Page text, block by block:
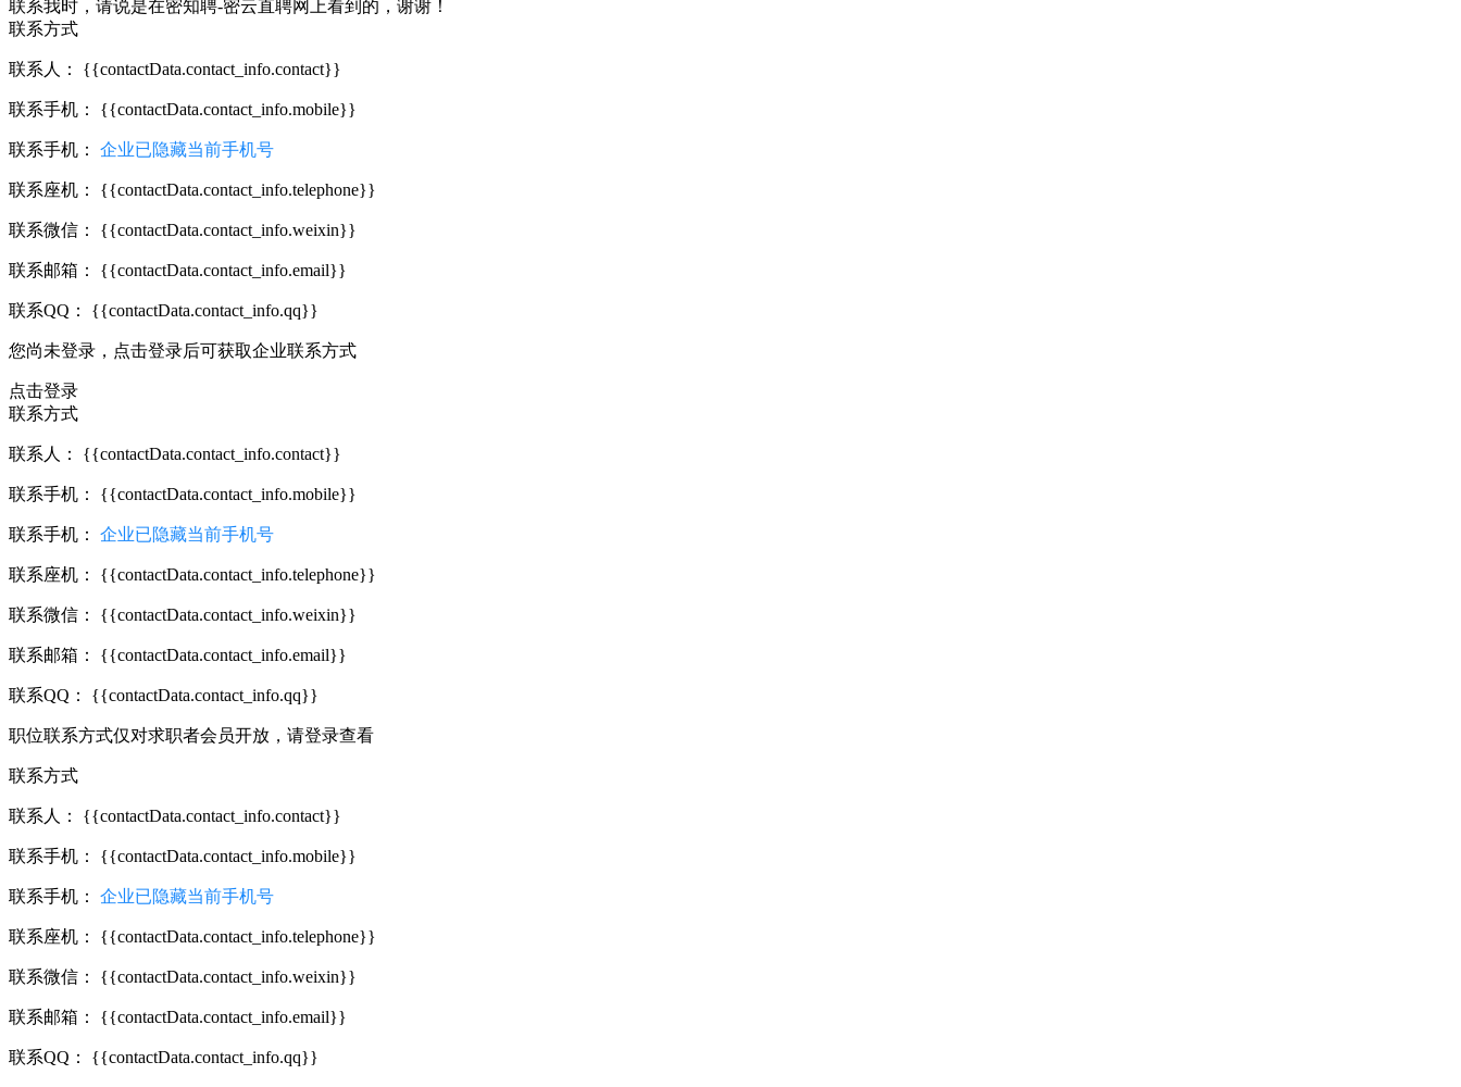
联系我时，请说是在密知聘-密云直聘网上看到的，谢谢！
联系方式
联系人： {{contactData.contact_info.contact}}
联系手机： {{contactData.contact_info.mobile}}
联系手机： 企业已隐藏当前手机号
联系座机： {{contactData.contact_info.telephone}}
联系微信： {{contactData.contact_info.weixin}}
联系邮箱： {{contactData.contact_info.email}}
联系QQ： {{contactData.contact_info.qq}}
您尚未登录，点击登录后可获取企业联系方式
点击登录
联系方式
联系人： {{contactData.contact_info.contact}}
联系手机： {{contactData.contact_info.mobile}}
联系手机： 企业已隐藏当前手机号
联系座机： {{contactData.contact_info.telephone}}
联系微信： {{contactData.contact_info.weixin}}
联系邮箱： {{contactData.contact_info.email}}
联系QQ： {{contactData.contact_info.qq}}
职位联系方式仅对求职者会员开放，请登录查看
联系方式
联系人： {{contactData.contact_info.contact}}
联系手机： {{contactData.contact_info.mobile}}
联系手机： 企业已隐藏当前手机号
联系座机： {{contactData.contact_info.telephone}}
联系微信： {{contactData.contact_info.weixin}}
联系邮箱： {{contactData.contact_info.email}}
联系QQ： {{contactData.contact_info.qq}}